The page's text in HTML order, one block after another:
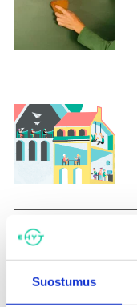
Suostumus